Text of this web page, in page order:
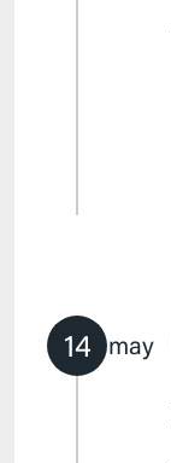
14 may